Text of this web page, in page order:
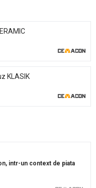
KLASIK
intr-un context de piata